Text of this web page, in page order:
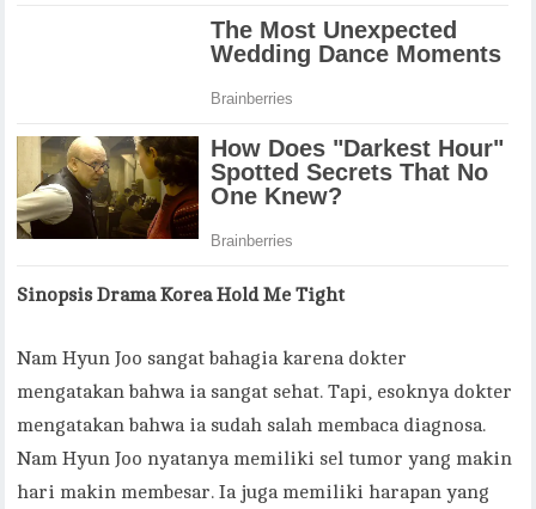
Sinopsis Drama Korea Hold Me Tight
Nam Hyun Joo sangat bahagia karena dokter
mengatakan bahwa ia sangat sehat. Tapi, esoknya dokter
mengatakan bahwa ia sudah salah membaca diagnosa.
Nam Hyun Joo nyatanya memiliki sel tumor yang makin
hari makin membesar. Ia juga memiliki harapan yang